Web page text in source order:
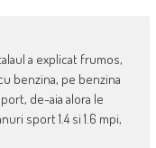
a explicat frumos,
benzina, pe benzina
de-aia alora le
sport 1.4 si 1.6 mpi,